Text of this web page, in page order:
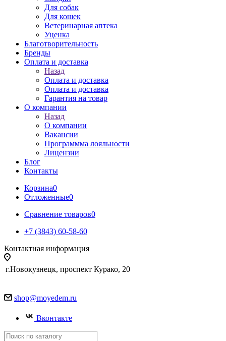
Для собак
Для кошек
Ветеринарная аптека
Уценка
Благотворительность
Бренды
Оплата и доставка
Назад
Оплата и доставка
Оплата и доставка
Гарантия на товар
О компании
Назад
О компании
Вакансии
Программма лояльности
Лицензии
Блог
Контакты
Корзина0
Отложенные0
Сравнение товаров0
+7 (3843) 60-58-60
Контактная информация
г.Новокузнецк, проспект Курако, 20
shop@moyedem.ru
Вконтакте